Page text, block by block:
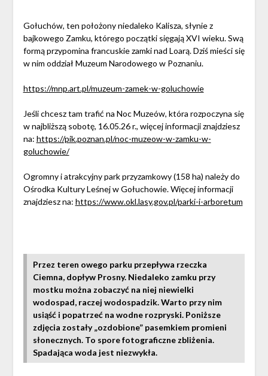
Gołuchów, ten położony niedaleko Kalisza, słynie z
bajkowego Zamku, którego początki sięgają XVI wieku. Swą
formą przypomina francuskie zamki nad Loarą. Dziś mieści się
w nim oddział Muzeum Narodowego w Poznaniu.
https://mnp.art.pl/muzeum-zamek-w-goluchowie
Jeśli chcesz tam trafić na Noc Muzeów, która rozpoczyna się
w najbliższą sobotę, 16.05.26 r., więcej informacji znajdziesz
na: https://pik.poznan.pl/noc-muzeow-w-zamku-w-
goluchowie/
Ogromny i atrakcyjny park przyzamkowy (158 ha) należy do
Ośrodka Kultury Leśnej w Gołuchowie. Więcej informacji
znajdziesz na: https://www.okl.lasy.gov.pl/parki-i-arboretum
Przez teren owego parku przepływa rzeczka
Ciemna, dopływ Prosny. Niedaleko zamku przy
mostku można zobaczyć na niej niewielki
wodospad, raczej wodospadzik. Warto przy nim
usiąść i popatrzeć na wodne rozpryski. Poniższe
zdjęcia zostały „ozdobione” pasemkiem promieni
słonecznych. To spore fotograficzne zbliżenia.
Spadająca woda jest niezwykła.